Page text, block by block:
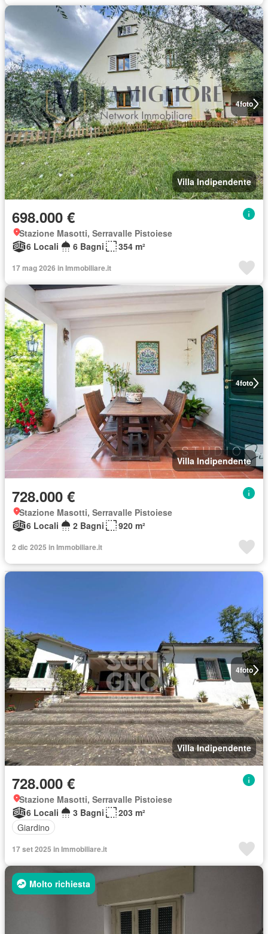
4foto
Villa Indipendente
698.000 €
Stazione Masotti, Serravalle Pistoiese
6 Locali
6 Bagni 354 m²
17 mag 2026 in Immobiliare.it
4foto
Villa Indipendente
728.000 €
Stazione Masotti, Serravalle Pistoiese
6 Locali
2 Bagni 920 m²
2 dic 2025 in Immobiliare.it
4foto
Villa Indipendente
728.000 €
Stazione Masotti, Serravalle Pistoiese
6 Locali
3 Bagni
203 m²
Giardino
17 set 2025 in Immobiliare.it
Molto richiesta